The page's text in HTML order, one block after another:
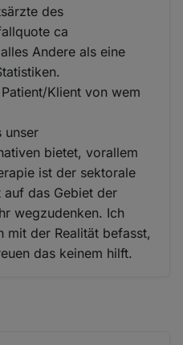
des
ca
Andere als eine
Klient von wem
unser
bietet, vorallem
ist der sektorale
das Gebiet der
wegzudenken. Ich
mit der Realität befasst,
das keinem hilft.